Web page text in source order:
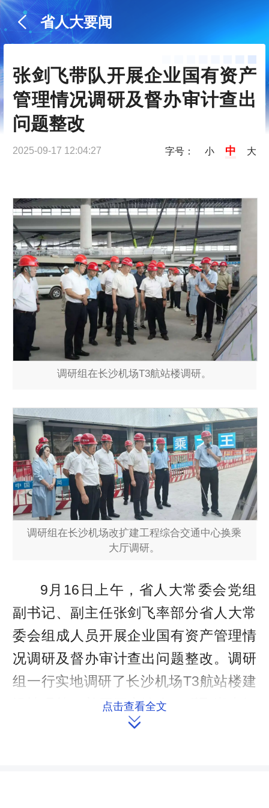
省人大要闻
张剑飞带队开展企业国有资产
管理情况调研及督办审计查出
问题整改
2025-09-17 12:04:27 字号： 小 中 大
调研组在长沙机场T3航站楼调研。
调研组在长沙机场改扩建工程综合交通中心换乘
大厅调研。
9月16日上午，省人大常委会党组
副书记、副主任张剑飞率部分省人大常
委会组成人员开展企业国有资产管理情
况调研及督办审计查出问题整改。调研
组一行实地调研了长沙机场T3航站楼建
设情况等，并召开座谈会，听取湖南钢
铁集团、建设集团、机场集团国有企业
点击查看全文
